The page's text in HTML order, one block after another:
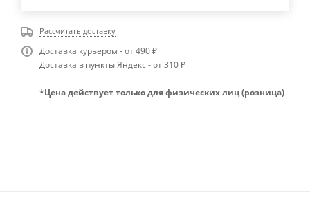
Рассчитать доставку
Доставка курьером - от 490 ₽
Доставка в пункты Яндекс - от 310 ₽
*Цена действует только для физических лиц (розница)